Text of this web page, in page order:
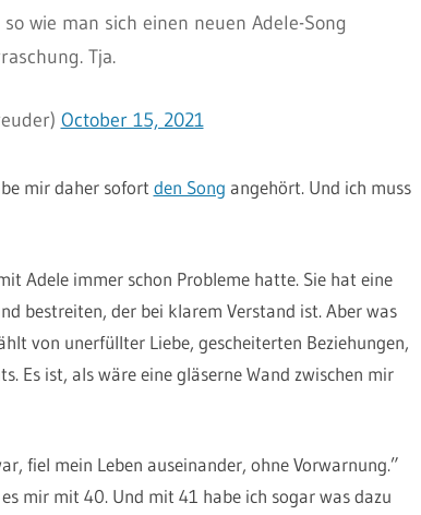
wie man sich einen neuen Adele-Song
Tja.
October 15, 2021
mir daher sofort den Song angehört. Und ich muss
Adele immer schon Probleme hatte. Sie hat eine
bestreiten, der bei klarem Verstand ist. Aber was
von unerfüllter Liebe, gescheiterten Beziehungen,
Es ist, als wäre eine gläserne Wand zwischen mir
fiel mein Leben auseinander, ohne Vorwarnung.”
mir mit 40. Und mit 41 habe ich sogar was dazu